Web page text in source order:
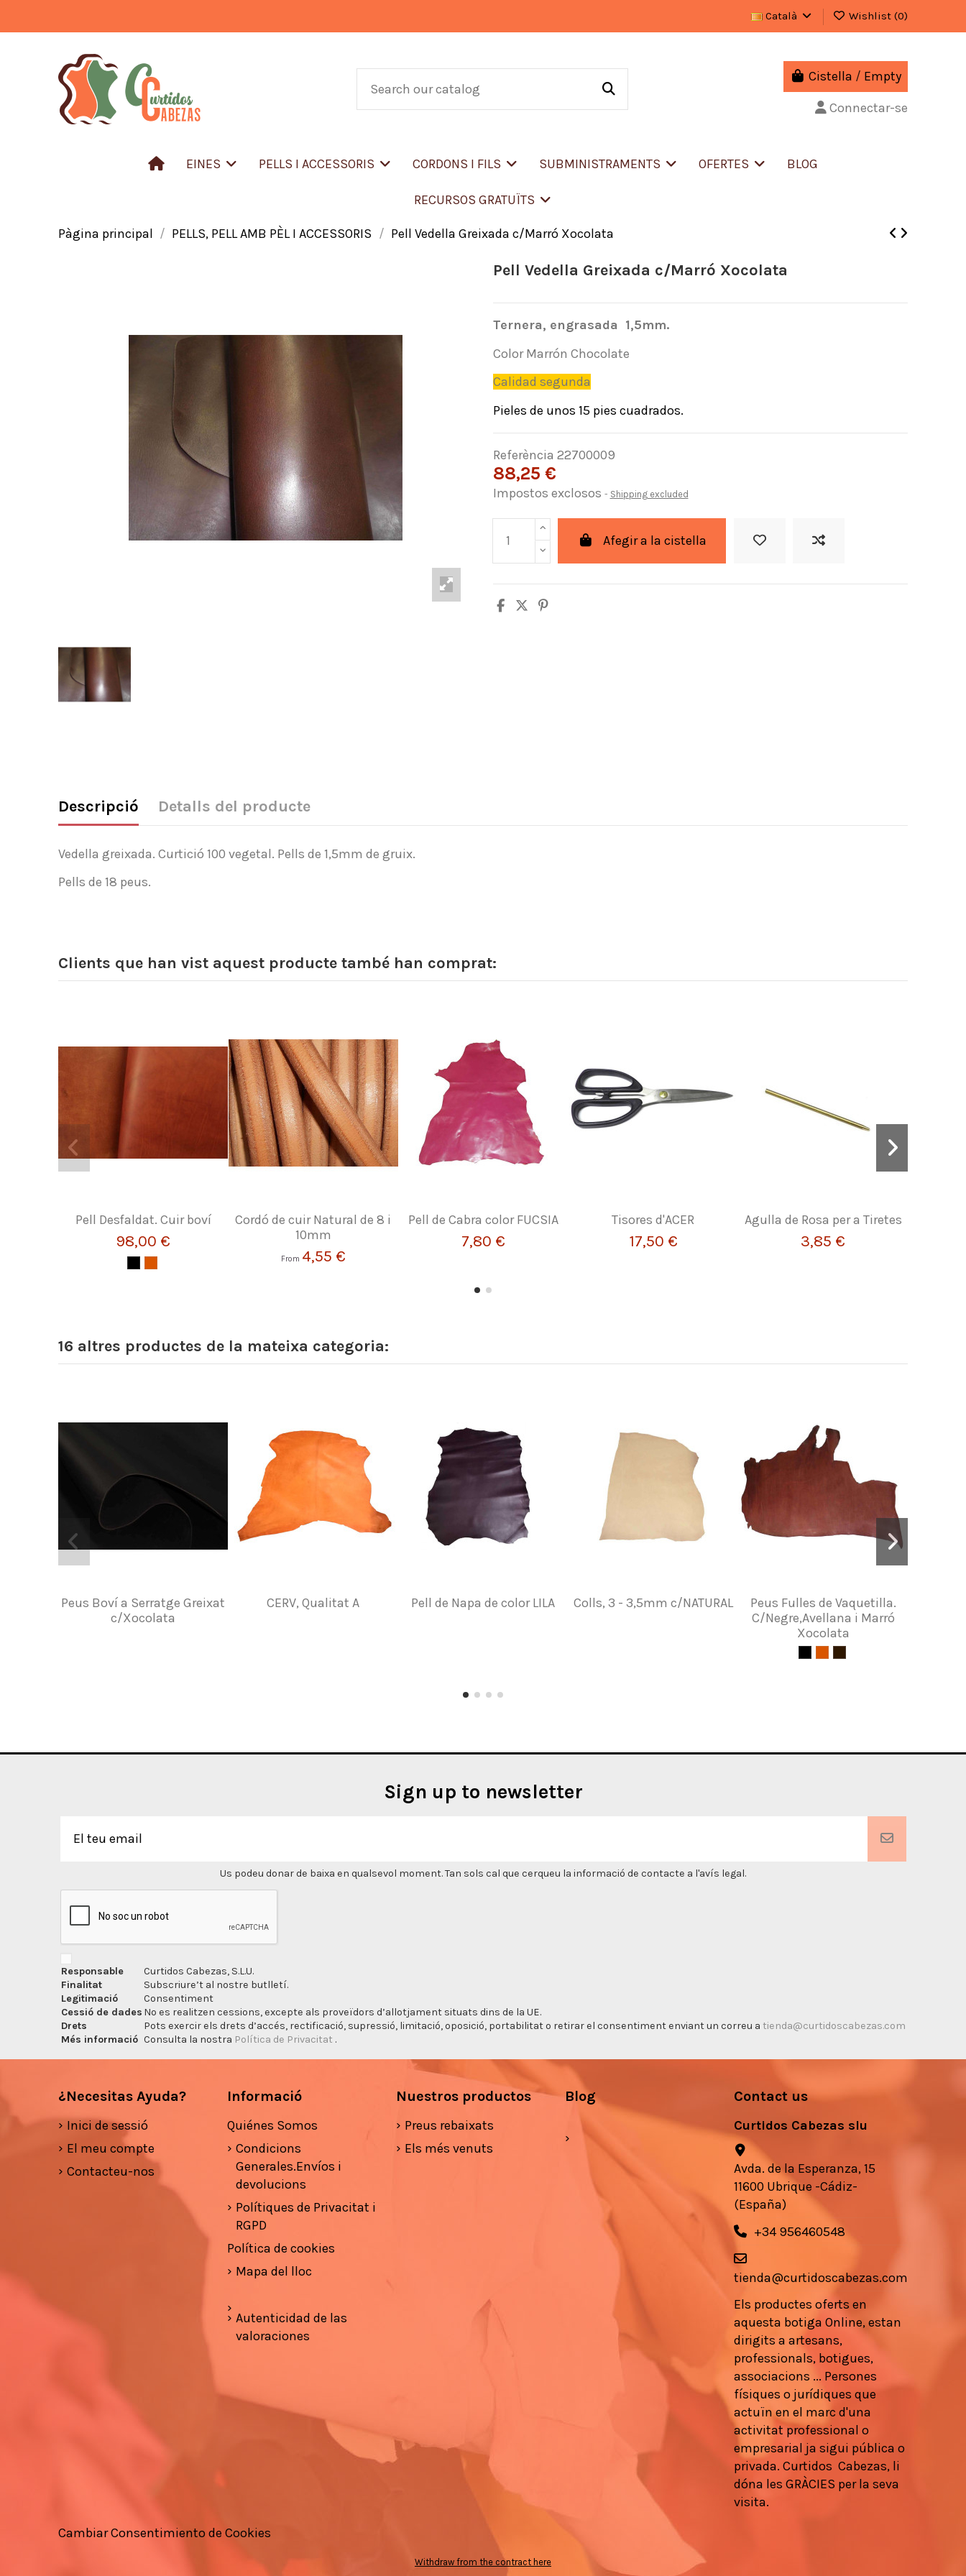
Català Wishlist (0)
Cistella / Empty
Connectar-se
EINES PELLS I ACCESSORIS CORDONS I FILS SUBMINISTRAMENTS OFERTES BLOG
RECURSOS GRATUÏTS
Pàgina principal PELLS, PELL AMB PÈL I ACCESSORIS Pell Vedella Greixada c/Marró Xocolata
Pell Vedella Greixada c/Marró Xocolata
Ternera, engrasada 1,5mm.
Color Marrón Chocolate
Calidad segunda
Pieles de unos 15 pies cuadrados.
Referència 22700009
88,25 €
Impostos exclosos Shipping excluded
Afegir a la cistella
Descripció Detalls del producte
Vedella greixada. Curtició 100 vegetal. Pells de 1,5mm de gruix.
Pells de 18 peus.
Clients que han vist aquest producte també han comprat:
Pell Desfaldat. Cuir boví
98,00 €
Cordó de cuir Natural de 8 i
10mm
From 4,55 €
Pell de Cabra color FUCSIA
7,80 €
Tisores d'ACER
17,50 €
Agulla de Rosa per a Tiretes
3,85 €
16 altres productes de la mateixa categoria:
Peus Boví a Serratge Greixat
c/Xocolata
CERV, Qualitat A Pell de Napa de color LILA Colls, 3 - 3,5mm c/NATURAL
Peus Fulles de Vaquetilla.
C/Negre,Avellana i Marró
Xocolata
Sign up to newsletter
Us podeu donar de baixa en qualsevol moment. Tan sols cal que cerqueu la informació de contacte a l'avís legal.
Responsable
Curtidos Cabezas, S.L.U.
Finalitat
Subscriure’t al nostre butlletí.
Legitimació
Consentiment
Cessió de dades No es realitzen cessions, excepte als proveïdors d’allotjament situats dins de la UE.
Drets
Pots exercir els drets d’accés, rectificació, supressió, limitació, oposició, portabilitat o retirar el consentiment enviant un correu a tienda@curtidoscabezas.com
Més informació Consulta la nostra Política de Privacitat .
¿Necesitas Ayuda?
Inici de sessió
El meu compte
Contacteu-nos
Informació
Quiénes Somos
Condicions
Generales.Envíos i
devolucions
Polítiques de Privacitat i
RGPD
Política de cookies
Mapa del lloc
Autenticidad de las
valoraciones
Nuestros productos
Preus rebaixats
Els més venuts
Blog Contact us
Curtidos Cabezas slu
Avda. de la Esperanza, 15
11600 Ubrique -Cádiz-
(España)
+34 956460548
tienda@curtidoscabezas.com
Els productes oferts en
aquesta botiga Online,estan
dirigits a artesans,
professionals, botigues,
associacions ... Persones
físiques o jurídiques que
actuïn en el marc d'una
activitat professional o
empresarial ja sigui pública o
privada. Curtidos Cabezas, li
dóna les GRÀCIES per la seva
visita.
Cambiar Consentimiento de Cookies
Withdraw from the contract here